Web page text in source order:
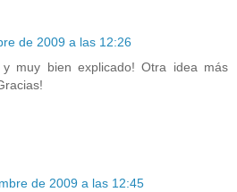
de 2009 a las 12:26
muy bien explicado! Otra idea más
de 2009 a las 12:45